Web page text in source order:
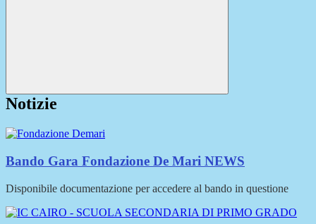
Notizie
Bando Gara Fondazione De Mari NEWS
Disponibile documentazione per accedere al bando in questione